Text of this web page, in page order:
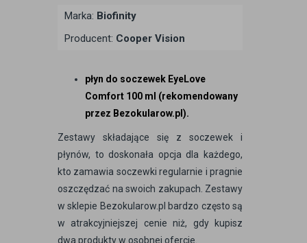
Marka: Biofinity
Producent: Cooper Vision
płyn do soczewek EyeLove
Comfort 100 ml (rekomendowany
przez Bezokularow.pl).
Zestawy składające się z soczewek i
płynów, to doskonała opcja dla każdego,
kto zamawia soczewki regularnie i pragnie
oszczędzać na swoich zakupach. Zestawy
w sklepie Bezokularow.pl bardzo często są
w atrakcyjniejszej cenie niż, gdy kupisz
dwa produkty w osobnej ofercie.